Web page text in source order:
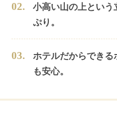
02.
小高い山の上とい
ぷり。
03.
ホテルだからでき
も安心。